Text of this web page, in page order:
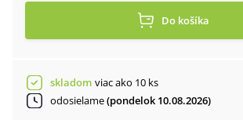
Do košíka
skladom viac ako 10 ks
odosielame(pondelok 10.08.2026)